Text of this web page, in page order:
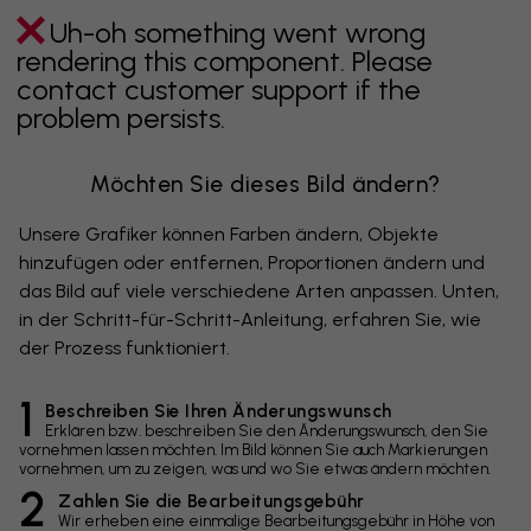
Uh-oh something went wrong
rendering this component. Please
contact customer support if the
problem persists.
Möchten Sie dieses Bild ändern?
Unsere Grafiker können Farben ändern, Objekte
hinzufügen oder entfernen, Proportionen ändern und
das Bild auf viele verschiedene Arten anpassen. Unten,
in der Schritt-für-Schritt-Anleitung, erfahren Sie, wie
der Prozess funktioniert.
1 Beschreiben Sie Ihren Änderungswunsch
Erklären bzw. beschreiben Sie den Änderungswunsch, den Sie
vornehmen lassen möchten. Im Bild können Sie auch Markierungen
vornehmen, um zu zeigen, was und wo Sie etwas ändern möchten.
2 Zahlen Sie die Bearbeitungsgebühr
Wir erheben eine einmalige Bearbeitungsgebühr in Höhe von